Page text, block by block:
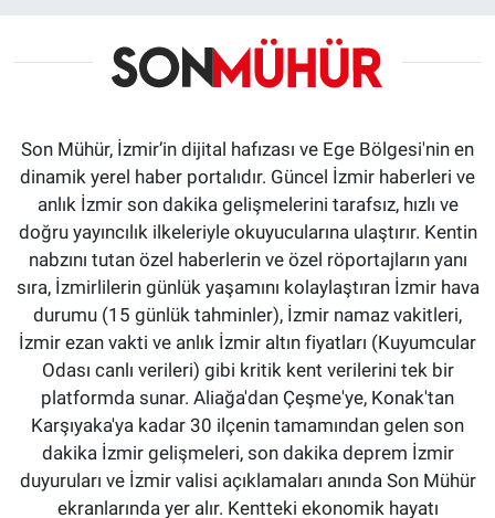
Son Mühür, İzmir’in dijital hafızası ve Ege Bölgesi'nin en
dinamik yerel haber portalıdır. Güncel İzmir haberleri ve
anlık İzmir son dakika gelişmelerini tarafsız, hızlı ve
doğru yayıncılık ilkeleriyle okuyucularına ulaştırır. Kentin
nabzını tutan özel haberlerin ve özel röportajların yanı
sıra, İzmirlilerin günlük yaşamını kolaylaştıran İzmir hava
durumu (15 günlük tahminler), İzmir namaz vakitleri,
İzmir ezan vakti ve anlık İzmir altın fiyatları (Kuyumcular
Odası canlı verileri) gibi kritik kent verilerini tek bir
platformda sunar. Aliağa'dan Çeşme'ye, Konak'tan
Karşıyaka'ya kadar 30 ilçenin tamamından gelen son
dakika İzmir gelişmeleri, son dakika deprem İzmir
duyuruları ve İzmir valisi açıklamaları anında Son Mühür
ekranlarında yer alır. Kentteki ekonomik hayatı